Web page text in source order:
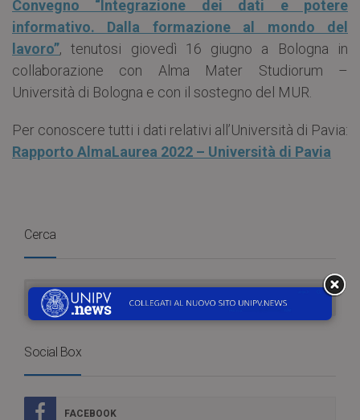
Convegno “Integrazione dei dati e potere
informativo. Dalla formazione al mondo del
lavoro”, tenutosi giovedì 16 giugno a Bologna in
collaborazione con Alma Mater Studiorum –
Università di Bologna e con il sostegno del MUR.
Per conoscere tutti i dati relativi all’Università di Pavia:
Rapporto AlmaLaurea 2022 – Università di Pavia
Cerca
Social Box
FACEBOOK